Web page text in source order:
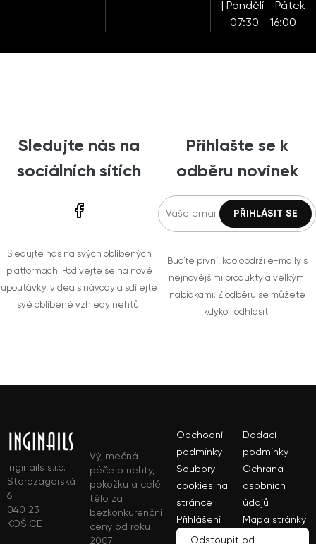
| Pondělí - Pátek
07:30 - 16:00
Sledujte nás na
sociálních sítích
Sledujte nás na svých oblíbených
platformách. Podívejte se na nové
upoutávky, videa s návody a sdílejte
své oblíbené vzhledy nehtů.
Přihlašte se k
odběru novinek
Buďte první, kdo obdrží e-maily s
nejnovějšími produkty a velkými
nabídkami. Z odběru se můžete
kdykoli odhlásit.
Inginails s.r.o.
Starozagorská
6
040 23
KOŠICE
Výjimečná
péče o nehty,
pokožku a celé
tělo za
bezkonkurenční
ceny od roku
2007
Obchodní
podmínky
Dodací
podmínky
Soubory
cookies na
stránce
Ochrana
osobních
údajů
Přihlášení
Mapa stránky
Odstoupit od